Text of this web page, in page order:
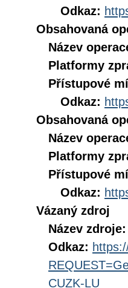
Odkaz:
Obsahovaná
Název
Platformy
Přístupové
Odkaz:
Obsahovaná
Název
Platformy
Přístupové
Odkaz:
Vázaný zdroj
Název zdroje:
Odkaz:
CUZK-LU